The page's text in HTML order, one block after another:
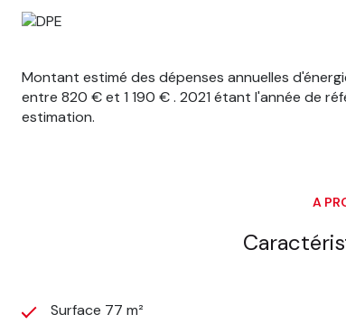
Montant estimé des dépenses annuelles
entre 820 € et 1 190 € . 2021 étant l'année de
estimation.
A
Surface 77 m²